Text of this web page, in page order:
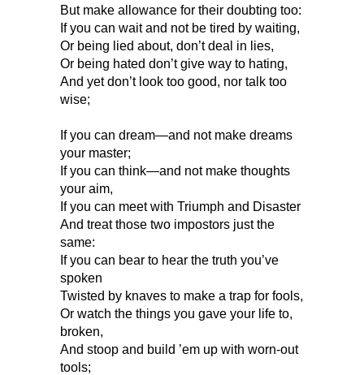
But make allowance for their doubting too:
If you can wait and not be tired by waiting,
Or being lied about, don’t deal in lies,
Or being hated don’t give way to hating,
And yet don’t look too good, nor talk too
wise;
If you can dream—and not make dreams
your master;
If you can think—and not make thoughts
your aim,
If you can meet with Triumph and Disaster
And treat those two impostors just the
same:
If you can bear to hear the truth you’ve
spoken
Twisted by knaves to make a trap for fools,
Or watch the things you gave your life to,
broken,
And stoop and build ’em up with worn-out
tools;